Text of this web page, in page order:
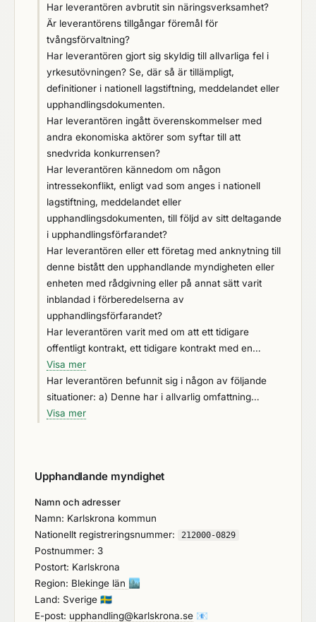
Har leverantören avbrutit sin näringsverksamhet?
Är leverantörens tillgångar föremål för
tvångsförvaltning?
Har leverantören gjort sig skyldig till allvarliga fel i
yrkesutövningen? Se, där så är tillämpligt,
definitioner i nationell lagstiftning, meddelandet eller
upphandlingsdokumenten.
Har leverantören ingått överenskommelser med
andra ekonomiska aktörer som syftar till att
snedvrida konkurrensen?
Har leverantören kännedom om någon
intressekonflikt, enligt vad som anges i nationell
lagstiftning, meddelandet eller
upphandlingsdokumenten, till följd av sitt deltagande
i upphandlingsförfarandet?
Har leverantören eller ett företag med anknytning till
denne bistått den upphandlande myndigheten eller
enheten med rådgivning eller på annat sätt varit
inblandad i förberedelserna av
upphandlingsförfarandet?
Har leverantören varit med om att ett tidigare
offentligt kontrakt, ett tidigare kontrakt med en
upphandlande enhet eller ett tidigare
koncessionskontrakt sagts upp i förtid, eller att
skadestånd eller jämförbara sanktioner krävts i
samband med detta tidigare avtal?
Visa mer
Har leverantören befunnit sig i någon av följande
situationer: a) Denne har i allvarlig omfattning
lämnat oriktiga uppgifter för kontroll av skäl för
myndigheten eller enheten kräver, och d) otillbörliga
myndighetens eller enhetens beslutsprocess för att
tillägna sig konfidentiell information som kan ge
leverantören otillbörliga fördelar i
upphandlingsförfarandet eller så att av oaktsamhet
vilseledande uppgifter lämnas som kan ha en
väsentlig inverkan på beslut om uteslutning,
uppfyllande av ska-krav eller tilldelning?
Visa mer
Upphandlande myndighet
Namn och adresser
Namn: Karlskrona kommun
Nationellt registreringsnummer:
212000-0829
Postnummer: 3
Postort: Karlskrona
Region: Blekinge län 🏙️
Land: Sverige 🇸🇪
E-post: upphandling@karlskrona.se 📧